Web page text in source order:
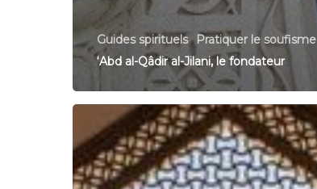
Guides spirituels
Pratiquer le soufisme
‘Abd al-Qâdir al-Jilani, le fondateur